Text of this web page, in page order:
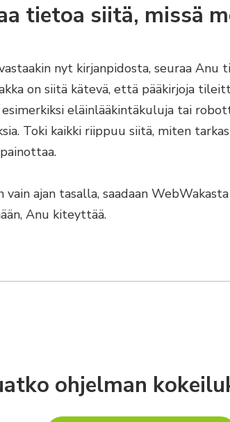
tietoa siitä, missä
nyt kirjanpidosta, seuraa
on siitä kätevä, että pääkirjoja
esimerkiksi eläinlääkintäkuluja tai
Toki kaikki riippuu siitä, miten
vain ajan tasalla, saadaan
Anu kiteyttää.
ohjelman